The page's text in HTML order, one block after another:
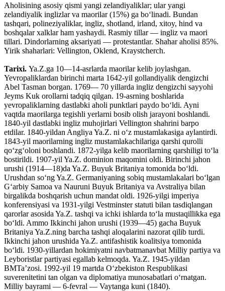
Aholisining asosiy qismi yangi zelandiyaliklar; ular yangi
zelandiyalik inglizlar va maorilar (15%) ga boʻlinadi. Bundan
tashqari, polineziyaliklar, ingliz, shotland, irland, xitoy, hind va
boshqalar xalklar ham yashaydi. Rasmiy tillar — ingliz va maori
tillari. Dindorlarning aksariyati — protestantlar. Shahar aholisi 85%.
Yirik shaharlari: Vellington, Oklend, Kraystcherch.
Tarixi. Ya.Z.ga 10—14-asrlarda maorilar kelib joylashgan.
Yevropaliklardan birinchi marta 1642-yil gollandiyalik dengizchi
Abel Tasman borgan. 1769— 70 yillarda ingliz dengizchi sayyohi
Jeyms Kuk orollarni tadqiq qilgan. 19-asrning boshlarida
yevropaliklarning dastlabki aholi punktlari paydo boʻldi. Ayni
vaqtda maorilarga tegishli yerlarni bosib olish jarayoni boshlandi.
1840-yil dastlabki ingliz muhojirlari Vellington shahrini barpo
etdilar. 1840-yildan Angliya Ya.Z. ni oʻz mustamlakasiga aylantirdi.
1843-yil maorilarning ingliz mustamlakachilariga qarshi qurolli
qoʻzgʻoloni boshlandi. 1872-yilga kelib maorilarning qarshiligi toʻla
bostirildi. 1907-yil Ya.Z. dominion maqomini oldi. Birinchi jahon
urushi (1914—18)da Ya.Z. Buyuk Britaniya tomonida boʻldi.
Urushdan soʻng Ya.Z. Germaniyaning sobiq mustamlakalari boʻlgan
Gʻarbiy Samoa va Nauruni Buyuk Britaniya va Avstraliya bilan
birgalikda boshqarish uchun mandat oldi. 1926-yilgi imperiya
konferensiyasi va 1931-yilgi Vestminster statuti bilan tasdiqlangan
qarorlar asosida Ya.Z. tashqi va ichki ishlarda toʻla mustaqillikka ega
boʻldi. Ammo Ikkinchi jahon urushi (1939—45) gacha Buyuk
Britaniya Ya.Z.ning barcha tashqi aloqalarini nazorat qilib turdi.
Ikkinchi jahon urushida Ya.Z. antifashistik koalitsiya tomonida
boʻldi. 1930-yillardan hokimiyatni navbatmanavbat Milliy partiya va
Leyboristlar partiyasi egallab kelmoqda. Ya.Z. 1945-yildan
BMTaʼzosi. 1992-yil 19 martda Oʻzbekiston Respublikasi
suverenitetini tan olgan va diplomatiya munosabatlari oʻrnatgan.
Milliy bayrami — 6-fevral — Vaytanga kuni (1840).